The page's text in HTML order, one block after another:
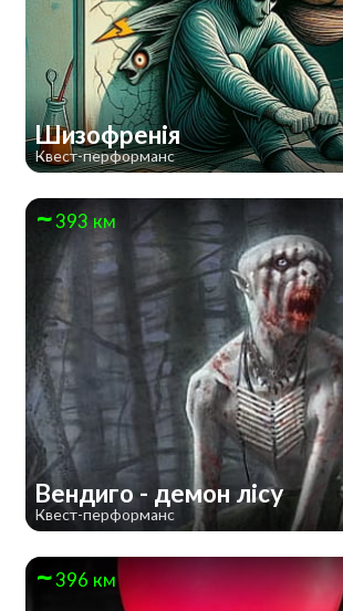
Шизофренія
Квест-перформанс
393 км
Вендиго - демон лісу
Квест-перформанс
396 км